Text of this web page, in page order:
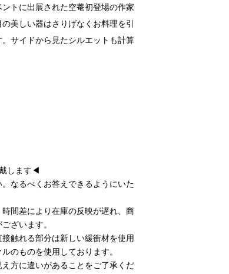
トに出展された空菴初登場の作家
美しい器はさりげなくお料理を引
サイドから見たシルエットも計算
します◀
なるべくお答えできるようにいた
間差により在庫の反映が遅れ、商
ざいます。
触れる部分は新しい緩衝材を使用
のものを使用しております。
方に違いがあることをご了承くだ